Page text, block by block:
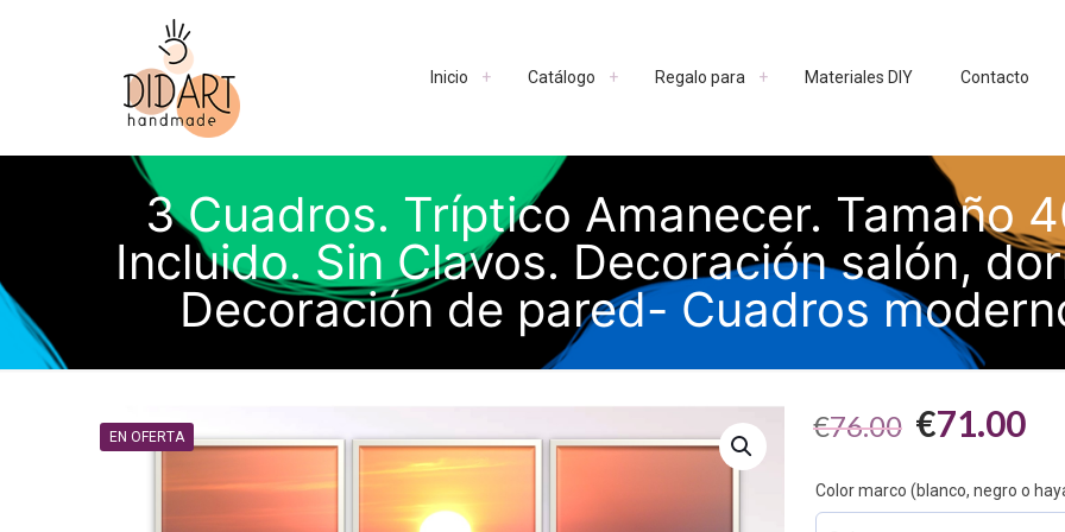
Inicio Catálogo Regalo para Materiales DIY Contacto
3 Cuadros. Tríptico Amanecer. Tamaño
Incluido. Sin Clavos. Decoración salón,
Decoración de pared- Cuadros
EN OFERTA €76.00 El
original
€71.00El
Color marco (blanco, negro o